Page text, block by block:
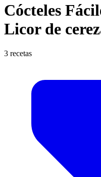
Cócteles
Licor de
3 recetas